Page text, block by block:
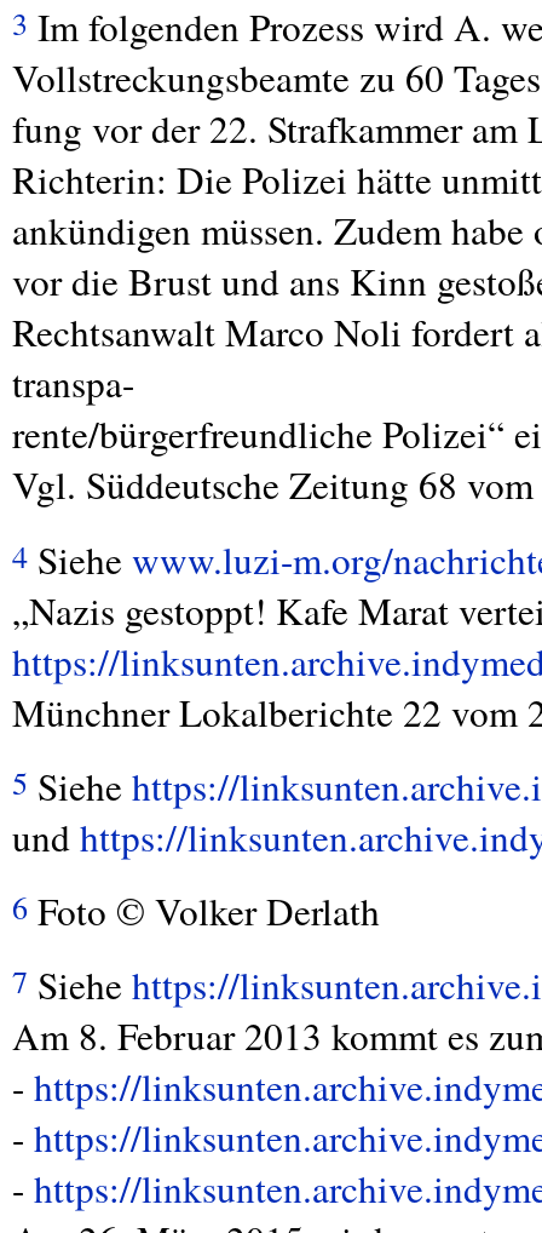
3 Im folgenden Prozess wird A.
Vollstreckungsbeamte zu 60
fung vor der 22. Strafkammer
Richterin: Die Polizei hätte
ankündigen müssen. Zudem
vor die Brust und ans Kinn
Rechtsanwalt Marco Noli fordert
transpa-
rente/bürgerfreundliche Polizei“
Vgl. Süddeutsche Zeitung 68
4 Siehe www.luzi-m.org/
„Nazis gestoppt! Kafe Marat
https://
Münchner Lokalberichte 22 vom
5 Siehe https://
undhttps://
6 Foto © Volker Derlath
7 Siehe https://
Am 8. Februar 2013 kommt es
- https://
- https://
- https://